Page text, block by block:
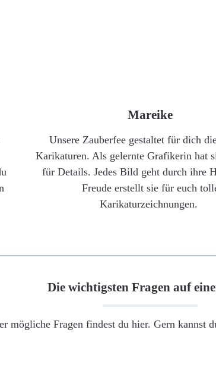
Mareike
Unsere Zauberfee gestaltet für dich
Karikaturen. Als gelernte Grafikerin hat
für Details. Jedes Bild geht durch ihre
Freude erstellt sie für euch
Karikaturzeichnungen.
Die wichtigsten Fragen auf
mögliche Fragen findest du hier. Gern kannst